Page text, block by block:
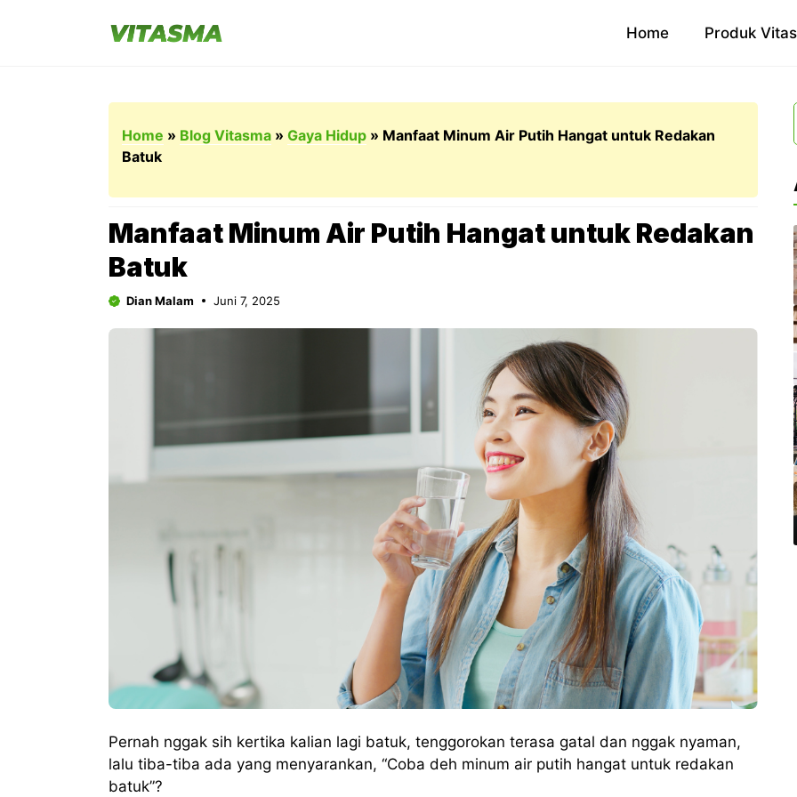
Home Produk
Home » Blog Vitasma » Gaya Hidup » Manfaat Minum Air Putih Hangat untuk Redakan
Batuk
Manfaat Minum Air Putih Hangat untuk Redakan
Batuk
Dian Malam Juni 7, 2025
Pernah nggak sih kertika kalian lagi batuk, tenggorokan terasa gatal dan nggak nyaman,
lalu tiba-tiba ada yang menyarankan, “Coba deh minum air putih hangat untuk redakan
batuk”?